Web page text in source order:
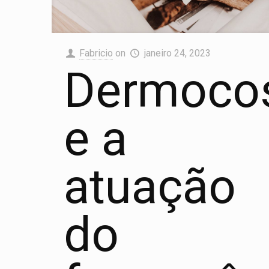
Fabricio on janeiro 24, 2023
e a
atuação
do